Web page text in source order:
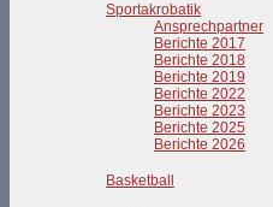
Sportakrobatik
Ansprechpartner
Berichte 2017
Berichte 2018
Berichte 2019
Berichte 2022
Berichte 2023
Berichte 2025
Berichte 2026
Basketball